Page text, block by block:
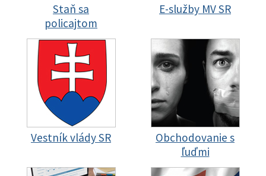
Staň sa
policajtom
E-služby MV SR
Vestník vlády SR
Obchodovanie s
ľuďmi